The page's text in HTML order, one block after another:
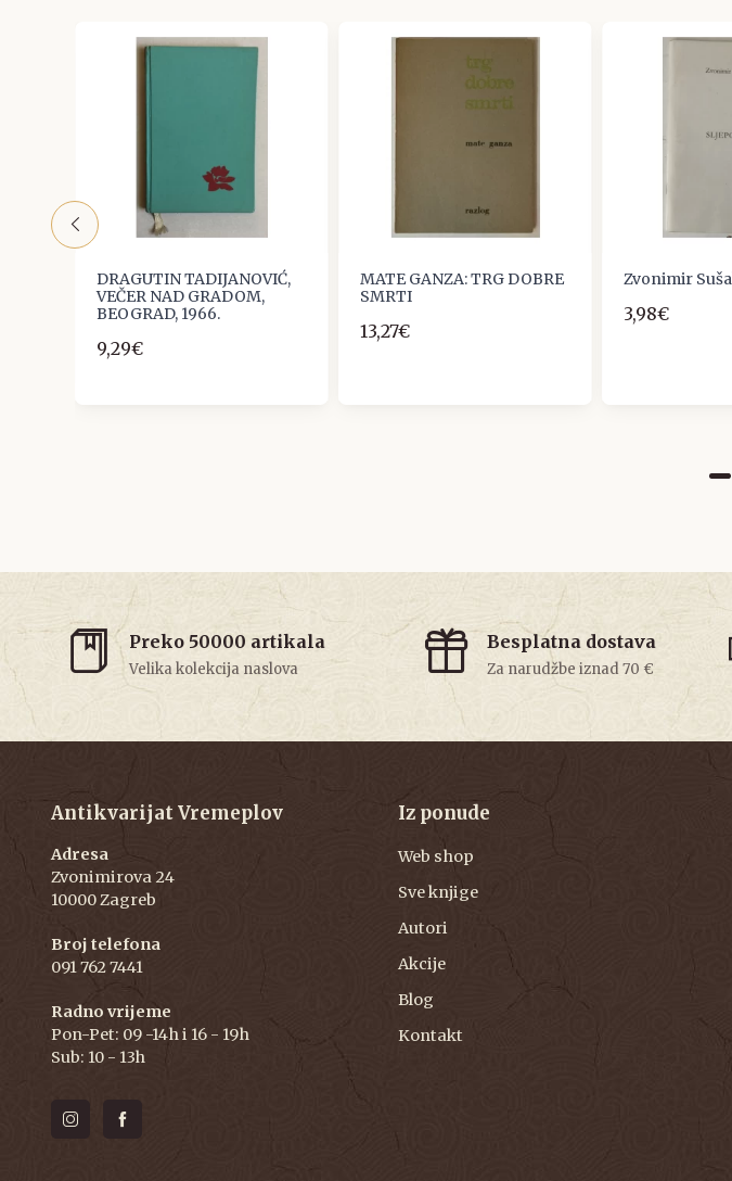
DRAGUTIN TADIJANOVIĆ,
VEČER NAD GRADOM,
BEOGRAD, 1966.
9,29€
MATE GANZA: TRG DOBRE
SMRTI
13,27€
Zvonimir
3,98€
Preko 50000 artikala
Velika kolekcija naslova
Besplatna dostava
Za narudžbe iznad 70 €
Antikvarijat Vremeplov
Adresa
Zvonimirova 24
10000 Zagreb
Broj telefona
091 762 7441
Radno vrijeme
Pon-Pet: 09 -14h i 16 - 19h
Sub: 10 - 13h
Iz ponude
Web shop
Sve knjige
Autori
Akcije
Blog
Kontakt